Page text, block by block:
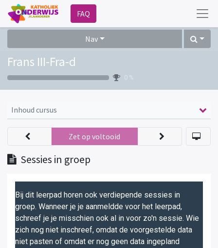
FAQ
Nav
Frans III-Fra-d
0 %
Inhoud cursus
Sessies in groep
Zet op voltooid
Bij dit leerpad horen ook verdiepende sessies in
groep. Wanneer je je aanmeldde voor het leerpad,
schreef je je misschien ook al in voor zo'n sessie. Wie
zich nog niet inschreef, omdat de voorgestelde data
niet pasten of omdat er nog geen data ingepland